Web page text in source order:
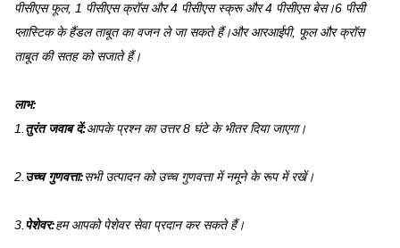
पीसीएस फूल, 1 पीसीएस क्रॉस और 4 पीसीएस स्क्रू और 4 पीसीएस बेस।6 पीसी
प्लास्टिक के हैंडल ताबूत का वजन ले जा सकते हैं।और आरआईपी, फूल और क्रॉस
ताबूत की सतह को सजाते हैं।
लाभ:
1. तुरंत जवाब दें:आपके प्रश्न का उत्तर 8 घंटे के भीतर दिया जाएगा।
2. उच्च गुणवत्ता:सभी उत्पादन को उच्च गुणवत्ता में नमूने के रूप में रखें।
3. पेशेवर:हम आपको पेशेवर सेवा प्रदान कर सकते हैं।